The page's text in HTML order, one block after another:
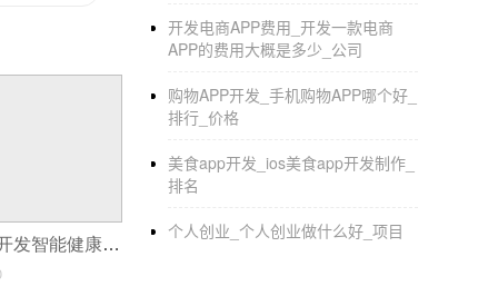
利用传感器技术开发智能健康追踪应用
开发电商APP费用_开发一款电商
APP的费用大概是多少_公司
购物APP开发_手机购物APP哪个好_
排行_价格
美食app开发_ios美食app开发制作_
排名
个人创业_个人创业做什么好_项目